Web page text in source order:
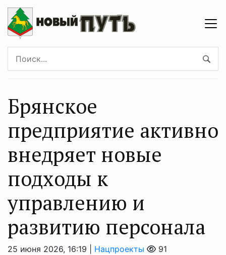
Брянское
предприятие активно
внедряет новые
подходы к
управлению и
развитию персонала
25 июня 2026, 16:19 | Нацпроекты 91